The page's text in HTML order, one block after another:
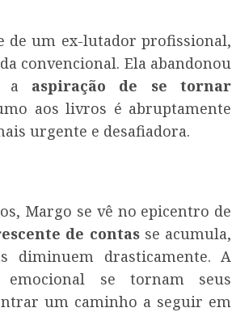
de um ex-lutador profissional,
convencional. Ela abandonou
a aspiração de se tornar
aos livros é abruptamente
urgente e desafiadora.
Margo se vê no epicentro de
de contasse acumula,
diminuem drasticamente. A
se tornam seus
um caminho a seguir em